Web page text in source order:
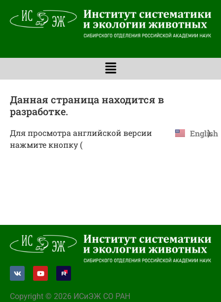
Данная страница находится в
разработке.
Для просмотра английской версии
нажмите кнопку (
English
).
Copyright © 2026 ИСиЭЖ СО РАН